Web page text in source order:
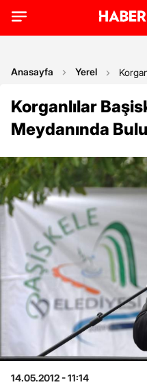
Anasayfa Yerel
Korganlılar
Meydanında
14.05.2012 - 11:14